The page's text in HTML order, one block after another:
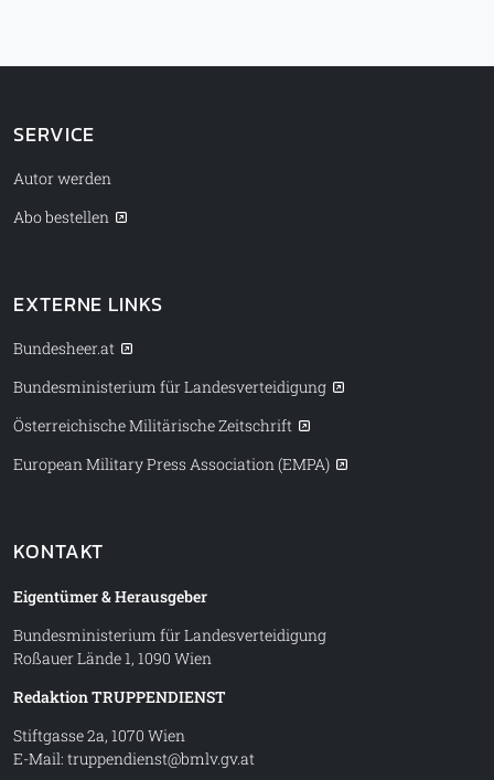
SERVICE
Autor werden
Abo bestellen
EXTERNE LINKS
Bundesheer.at
Bundesministerium für Landesverteidigung
Österreichische Militärische Zeitschrift
European Military Press Association (EMPA)
KONTAKT
Eigentümer & Herausgeber
Bundesministerium für Landesverteidigung
Roßauer Lände 1, 1090 Wien
Redaktion TRUPPENDIENST
Stiftgasse 2a, 1070 Wien
E-Mail: truppendienst@bmlv.gv.at